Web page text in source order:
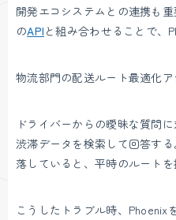
開発エコシステムとの連携も
のAPI と組み合わせることで、
物流部門の配送ルート最適化
ドライバーからの曖昧な質問
渋滞データを検索して回答す
落していると、平時のルート
こうしたトラブル時、Phoenix